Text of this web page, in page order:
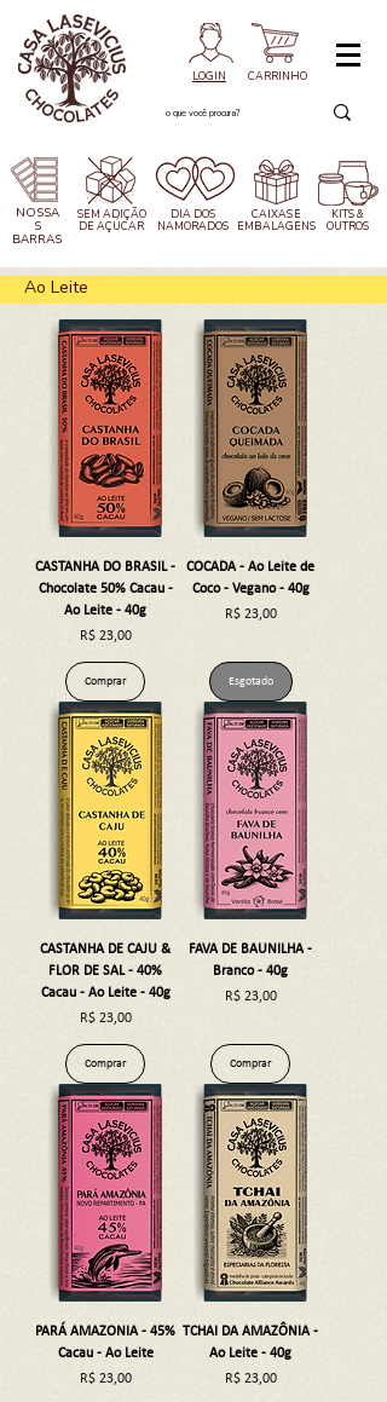
LOGIN CARRINHO
NOSSA
S
BARRAS
SEM ADIÇÃO
DE AÇÚCAR
DIA DOS
NAMORADOS
CAIXASE
EMBALAGENS
KITS &
OUTROS
CASTANHA DO BRASIL -
Chocolate 50% Cacau -
Ao Leite - 40g
Preço
R$ 23,00
Comprar
COCADA - Ao Leite de
Coco - Vegano - 40g
Preço
R$ 23,00
Esgotado
CASTANHA DE CAJU &
FLOR DE SAL - 40%
Cacau - Ao Leite - 40g
Preço
R$ 23,00
Comprar
FAVA DE BAUNILHA -
Branco - 40g
Preço
R$ 23,00
Comprar
PARÁ AMAZONIA - 45%
Cacau - Ao Leite
Preço
R$ 23,00
TCHAI DA AMAZÔNIA -
Ao Leite - 40g
Preço
R$ 23,00
Ao Leite